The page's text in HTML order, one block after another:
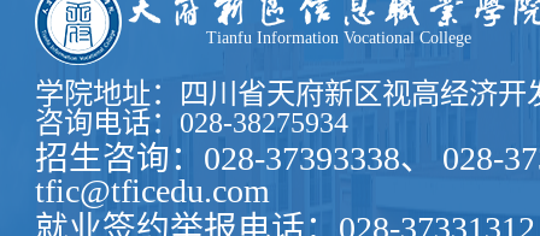
Tianfu Information Vocational College
学院地址：四川省天府新区视高经济开
咨询电话：028-38275934
招生咨询：028-37393338、 028-
tfic@tficedu.com
就业签约举报电话：028-37331312